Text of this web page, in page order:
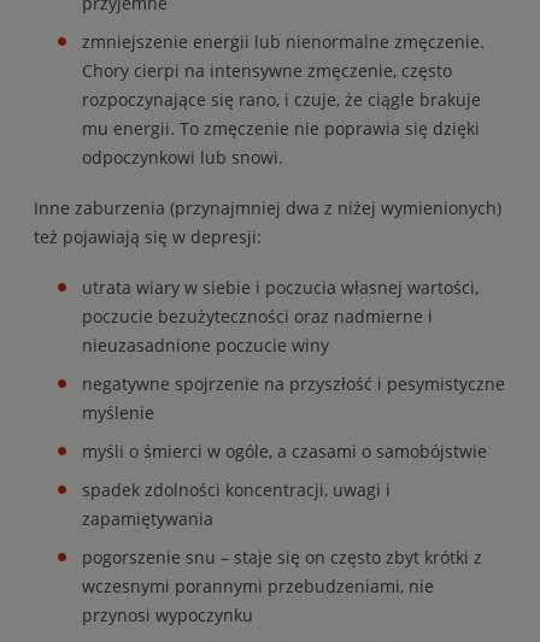
zmniejszenie energii lub nienormalne zmęczenie.
Chory cierpi na intensywne zmęczenie, często
rozpoczynające się rano, i czuje, że ciągle brakuje
mu energii. To zmęczenie nie poprawia się dzięki
odpoczynkowi lub snowi.
Inne zaburzenia (przynajmniej dwa z niżej wymienionych)
też pojawiają się w depresji:
utrata wiary w siebie i poczucia własnej wartości,
poczucie bezużyteczności oraz nadmierne i
nieuzasadnione poczucie winy
negatywne spojrzenie na przyszłość i pesymistyczne
myślenie
myśli o śmierci w ogóle, a czasami o samobójstwie
spadek zdolności koncentracji, uwagi i
zapamiętywania
pogorszenie snu – staje się on często zbyt krótki z
wczesnymi porannymi przebudzeniami, nie
przynosi wypoczynku